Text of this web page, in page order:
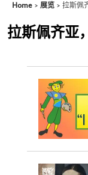
Home 展览 拉斯佩
拉斯佩齐亚